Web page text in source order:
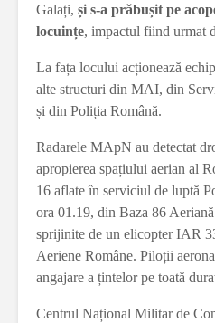
Galați, și s-a prăbușit pe
locuințe, impactul fiind urmat
La fața locului acționează
alte structuri din MAI, din
și din Poliția Română.
Radarele MApN au detectat
apropierea spațiului aerian al
16 aflate în serviciul de luptă
ora 01.19, din Baza 86
sprijinite de un elicopter IAR
Aeriene Române. Piloții
angajare a țintelor pe toată
Centrul Național Militar de